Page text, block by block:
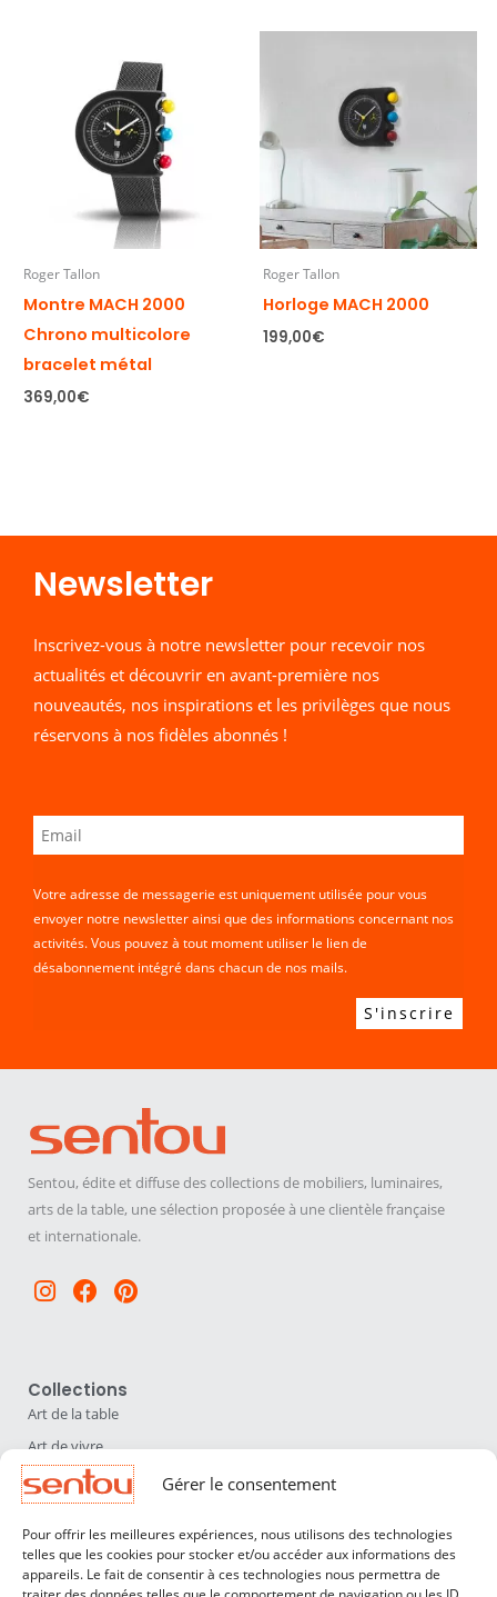
Gérer le consentement
Pour offrir les meilleures expériences, nous utilisons des technologies
telles que les cookies pour stocker et/ou accéder aux informations des
appareils. Le fait de consentir à ces technologies nous permettra de
Roger Tallon
Montre MACH 2000
Chrono multicolore
bracelet métal
369,00€
Roger Tallon
Horloge MACH 2000
199,00€
Newsletter​
Inscrivez-vous à notre newsletter pour recevoir nos
actualités et découvrir en avant-première nos
nouveautés, nos inspirations et les privilèges que nous
réservons à nos fidèles abonnés !
Votre adresse de messagerie est uniquement utilisée pour vous
envoyer notre newsletter ainsi que des informations concernant nos
activités. Vous pouvez à tout moment utiliser le lien de
désabonnement intégré dans chacun de nos mails.
Sentou, édite et diffuse des collections de mobiliers, luminaires,
arts de la table, une sélection proposée à une clientèle française
et internationale.
Instagram
Facebook
Pinterest
Collections
Art de la table
Art de vivre
Déco
Luminaires
Mobilier
Sentou